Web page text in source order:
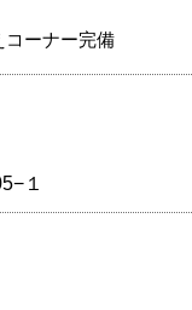
コーナー完備
１